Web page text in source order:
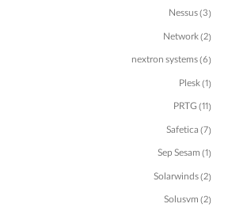
Nessus(3)
Network(2)
nextron systems(6)
Plesk(1)
PRTG(11)
Safetica(7)
Sep Sesam(1)
Solarwinds(2)
Solusvm(2)